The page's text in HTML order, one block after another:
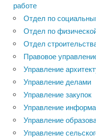
работе
Отдел по
Отдел по
Отдел
Правовое
Управление
Управление делами
Управление закупок
Управление
Управление
Управление